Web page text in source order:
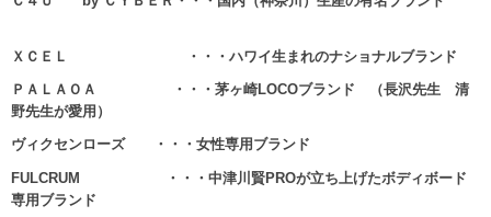
ＸＣＥＬ ・・・ハワイ生まれのナショナルブランド
ＰＡＬＡＯＡ ・・・茅ヶ崎LOCOブランド （長沢先生 清
野先生が愛用）
ヴィクセンローズ ・・・女性専用ブランド
FULCRUM ・・・中津川賢PROが立ち上げたボディボード
専用ブランド